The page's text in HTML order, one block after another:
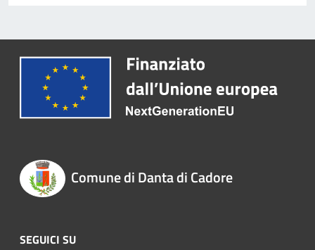
Comune di Danta di Cadore
SEGUICI SU